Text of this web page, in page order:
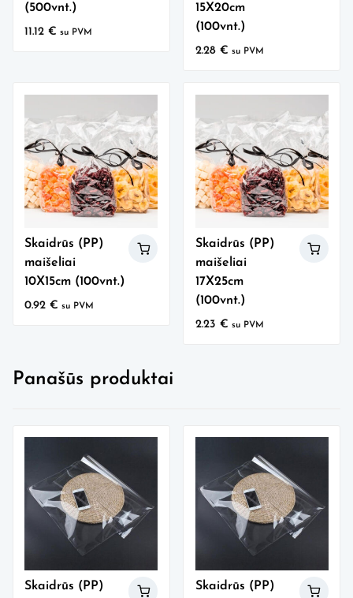
(500vnt.)
11.12€ su PVM
15X20cm
(100vnt.)
2.28 € su PVM
Skaidrūs (PP)
maišeliai
10X15cm (100vnt.)
0.92€ su PVM
Skaidrūs (PP)
maišeliai
17X25cm
(100vnt.)
2.23 € su PVM
Panašūs produktai
Skaidrūs (PP)
Skaidrūs (PP)